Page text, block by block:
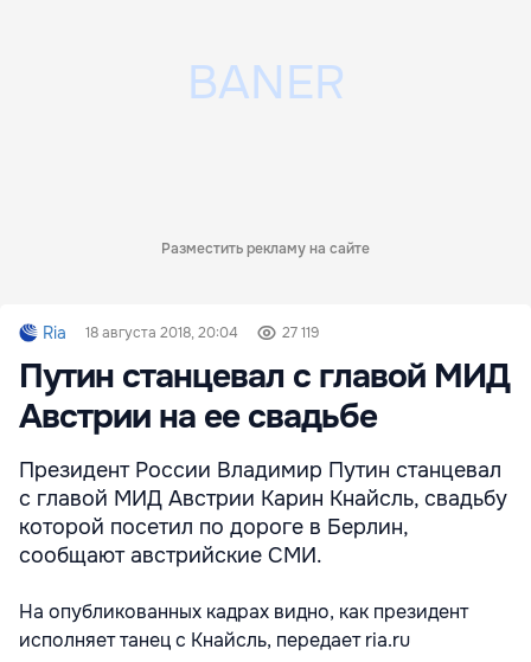
Разместить рекламу на сайте
Ria 18 августа 2018, 20:04 27 119
Путин станцевал с главой МИД
Австрии на ее свадьбе
Президент России Владимир Путин станцевал
с главой МИД Австрии Карин Кнайсль, свадьбу
которой посетил по дороге в Берлин,
сообщают австрийские СМИ.
На опубликованных кадрах видно, как президент
исполняет танец с Кнайсль, передает ria.ru